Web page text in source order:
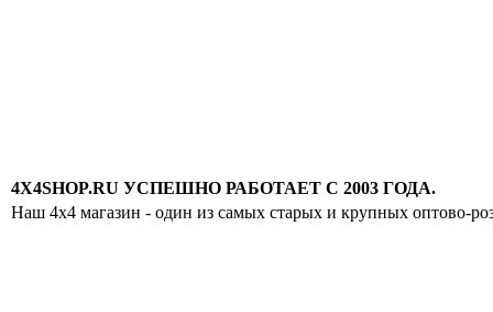
4X4SHOP.RU УСПЕШНО РАБОТАЕТ С 2003 ГОДА.
Наш 4x4 магазин - один из самых старых и крупных оптово-